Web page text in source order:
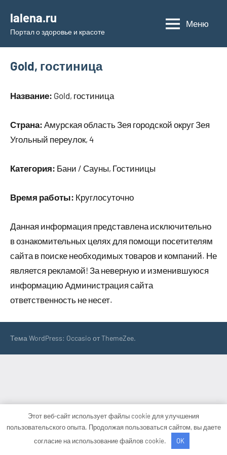
содержимому
lalena.ru
Портал о здоровье и красоте
Меню
Gold, гостиница
Название: Gold, гостиница
Страна: Амурская область Зея городской округ Зея
Угольный переулок, 4
Категория: Бани / Сауны, Гостиницы
Время работы: Круглосуточно
Данная информация представлена исключительно
в ознакомительных целях для помощи посетителям
сайта в поиске необходимых товаров и компаний. Не
является рекламой! За неверную и изменившуюся
информацию Администрация сайта
ответственность не несет.
Тема WordPress: Occasio от ThemeZee.
Этот веб-сайт использует файлы cookie для улучшения
пользовательского опыта. Продолжая пользоваться сайтом, вы даете
согласие на использование файлов cookie.
OK